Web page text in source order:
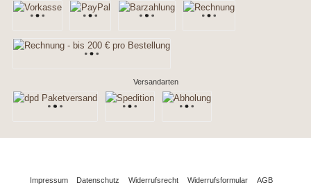
Versandarten
Impressum Datenschutz Widerrufsrecht Widerrufsformular
AGB